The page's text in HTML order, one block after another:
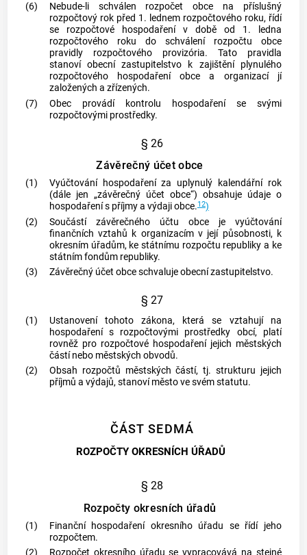
(6)
Nebude-li schválen rozpočetobce na příslušný
rozpočtový rok před 1. lednem rozpočtového roku, řídí
se rozpočtové hospodaření v době od 1. ledna
rozpočtového roku do schválení rozpočtu obce
pravidly rozpočtového provizória. Tato pravidla
stanoví obecní zastupitelstvo k zajištění plynulého
rozpočtového hospodařeníobce a organizací jí
založených a zřízených.
(7)
Obecprovádí kontrolu hospodaření se svými
rozpočtovými prostředky.
§ 26
Závěrečný účet obce
(1)
Vyúčtování hospodaření za uplynulý kalendářní rok
(dále jen „závěrečný účet obce“) obsahuje údaje o
hospodaření s příjmy a výdajiobce.12)
(2)
Součástí závěrečného účtu obceje vyúčtování
finančních vztahů k organizacím v její působnosti, k
okresním úřadům, ke státnímu rozpočtu republiky a ke
státním fondům republiky.
(3)
Závěrečný účet obceschvaluje obecní zastupitelstvo.
§ 27
(1)
Ustanovení tohoto zákona, která se vztahují na
hospodaření s rozpočtovými prostředky obcí, platí
rovněž pro rozpočtové hospodaření jejich městských
částí nebo městských obvodů.
(2)
Obsah rozpočtů městských částí, tj. strukturu jejich
příjmů a výdajů, stanoví město ve svém statutu.
ČÁST SEDMÁ
ROZPOČTY OKRESNÍCH ÚŘADŮ
§ 28
Rozpočty okresních úřadů
(1)
Finanční hospodaření okresního úřadu se řídí jeho
rozpočtem.